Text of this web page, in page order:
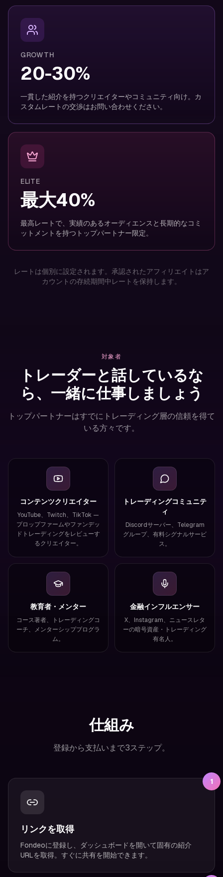
GROWTH
20-30%
一貫した紹介を持つクリエイターやコミュニティ向け。カ
スタムレートの交渉はお問い合わせください。
ELITE
最大40%
最高レートで、実績のあるオーディエンスと長期的なコミ
ットメントを持つトップパートナー限定。
レートは個別に設定されます。承認されたアフィリエイトはア
カウントの存続期間中レートを保持します。
対象者
トレーダーと話しているな
ら、一緒に仕事しましょう
トップパートナーはすでにトレーディング層の信頼を得て
いる方々です。
コンテンツクリエイター
YouTube、Twitch、TikTok —
プロップファームやファンデッ
ドトレーディングをレビューす
るクリエイター。
トレーディングコミュニテ
ィ
Discordサーバー、Telegram
グループ、有料シグナルサービ
ス。
教育者・メンター
コース著者、トレーディングコ
ーチ、メンターシッププログラ
ム。
金融インフルエンサー
X、Instagram、ニュースレタ
ーの暗号資産・トレーディング
有名人。
仕組み
登録から支払いまで3ステップ。
1
リンクを取得
Fondeoに登録し、ダッシュボードを開いて固有の紹介
URLを取得。すぐに共有を開始できます。